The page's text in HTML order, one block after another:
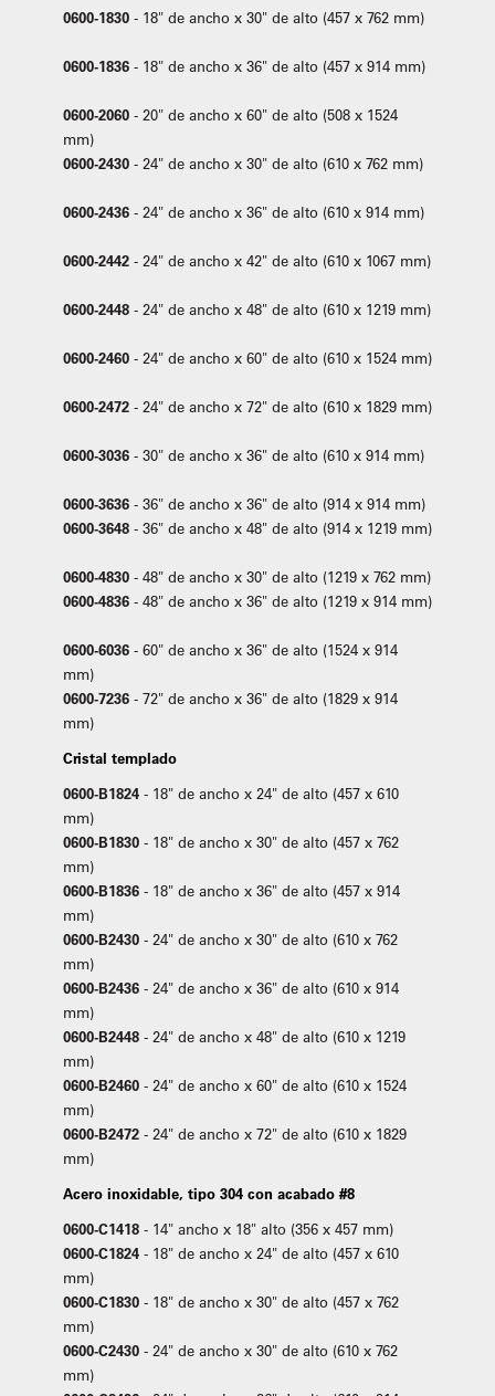
0600-1830- 18" de ancho x 30" de alto (457 x 762 mm)
0600-1836- 18" de ancho x 36" de alto (457 x 914 mm)
0600-2060- 20" de ancho x 60" de alto (508 x 1524
mm)
0600-2430 - 24" de ancho x 30" de alto (610 x 762 mm)
0600-2436- 24" de ancho x 36" de alto (610 x 914 mm)
0600-2442- 24" de ancho x 42" de alto (610 x 1067 mm)
0600-2448- 24" de ancho x 48" de alto (610 x 1219 mm)
0600-2460- 24" de ancho x 60" de alto (610 x 1524 mm)
0600-2472- 24" de ancho x 72" de alto (610 x 1829 mm)
0600-3036- 30" de ancho x 36" de alto (610 x 914 mm)
0600-3636- 36" de ancho x 36" de alto (914 x 914 mm)
0600-3648- 36" de ancho x 48" de alto (914 x 1219 mm)
0600-4830 - 48" de ancho x 30" de alto (1219 x 762 mm)
0600-4836 - 48" de ancho x 36" de alto (1219 x 914 mm)
0600-6036 - 60" de ancho x 36" de alto (1524 x 914
mm)
0600-7236 - 72" de ancho x 36" de alto (1829 x 914
mm)
Cristal templado
0600-B1824- 18" de ancho x 24" de alto (457 x 610
mm)
0600-B1830- 18" de ancho x 30" de alto (457 x 762
mm)
0600-B1836- 18" de ancho x 36" de alto (457 x 914
mm)
0600-B2430 - 24" de ancho x 30" de alto (610 x 762
mm)
0600-B2436- 24" de ancho x 36" de alto (610 x 914
mm)
0600-B2448- 24" de ancho x 48" de alto (610 x 1219
mm)
0600-B2460- 24" de ancho x 60" de alto (610 x 1524
mm)
0600-B2472- 24" de ancho x 72" de alto (610 x 1829
mm)
Acero inoxidable, tipo 304 con acabado #8
0600-C1418- 14" ancho x 18" alto (356 x 457 mm)
0600-C1824- 18" de ancho x 24" de alto (457 x 610
mm)
0600-C1830- 18" de ancho x 30" de alto (457 x 762
mm)
0600-C2430 - 24" de ancho x 30" de alto (610 x 762
mm)